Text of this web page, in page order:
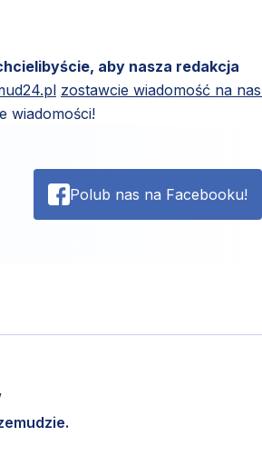
aby nasza redakcja
zostawcie wiadomość na
wiadomości!
Polub nas na Facebooku!